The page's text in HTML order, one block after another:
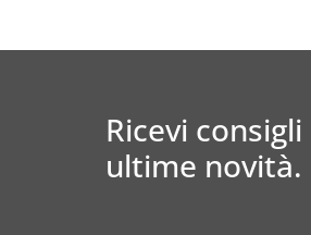
Ricevi
ultime novità.